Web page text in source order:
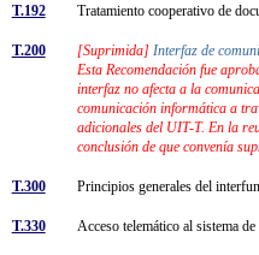
T.192 Tratamiento cooperativo de
T.200 [Suprimida] Interfaz de
Esta Recomendación fue
interfaz no afecta a la
comunicación informática a
adicionales del UIT-T. En la
conclusión de que convenía
T.300 Principios generales del
T.330 Acceso telemático al sistema